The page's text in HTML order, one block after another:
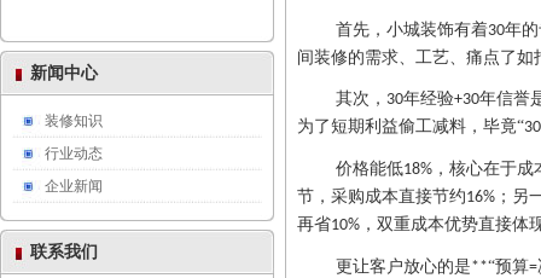
新闻中心
装修知识
行业动态
企业新闻
联系我们
首先，小城装饰有着30年
间装修的需求、工艺、痛点了
其次， 30年经验+30年信誉
为了短期利益偷工减料，毕竟“30
价格能低18% ，核心在于
节，采购成本直接节约16% ；另
再省10% ，双重成本优势直接体
更让客户放心的是**“预算=